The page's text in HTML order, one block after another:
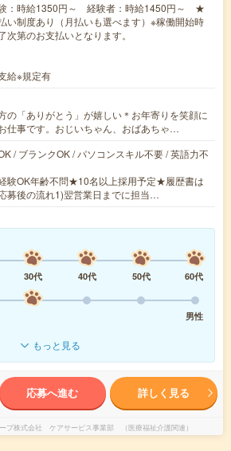
：時給1350円～ 経験者：時給1450円～ ★
い制度あり（月払いも選べます）※稼働開始時
次第のお支払いとなります。
給※規定有
の「ありがとう」が嬉しい＊お年寄りを笑顔に
仕事です。おじいちゃん、おばあちゃ…
/ ブランクOK / パソコンスキル不要 / 英語力不
験OK年齢不問★10名以上採用予定★履歴書は
募後の流れ1)翌営業日までに担当…
30代 40代 50代
60代
男性
もっと見る
応募へ進む 詳しく見る
プ株式会社 ケアサービス事業部 （医療福祉介護関連）